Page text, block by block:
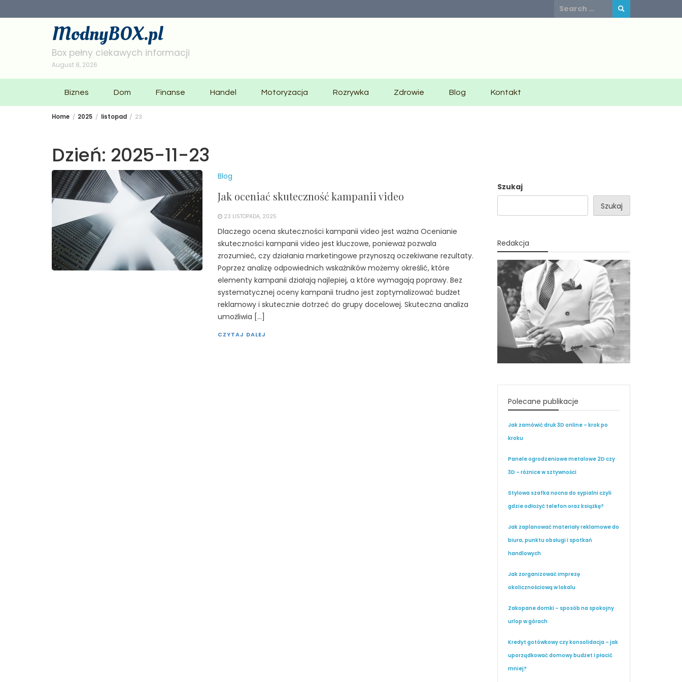
to
Search
for:
ModnyBOX.pl
Box pełny ciekawych informacji
August 8, 2026
Biznes Dom Finanse Handel Motoryzacja Rozrywka Zdrowie Blog Kontakt
Home 2025 listopad 23
Dzień: 2025-11-23
Blog
Jak oceniać skuteczność kampanii video
23 LISTOPADA, 2025
Dlaczego ocena skuteczności kampanii video jest ważna Ocenianie
skuteczności kampanii video jest kluczowe, ponieważ pozwala
zrozumieć, czy działania marketingowe przynoszą oczekiwane rezultaty.
Poprzez analizę odpowiednich wskaźników możemy określić, które
elementy kampanii działają najlepiej, a które wymagają poprawy. Bez
systematycznej oceny kampanii trudno jest zoptymalizować budżet
reklamowy i skutecznie dotrzeć do grupy docelowej. Skuteczna analiza
umożliwia […]
CZYTAJ DALEJ
Szukaj
Szukaj
Redakcja
Polecane publikacje
Jak zamówić druk 3D online – krok po
kroku
Panele ogrodzeniowe metalowe 2D czy
3D – różnice w sztywności
Stylowa szafka nocna do sypialni czyli
gdzie odłożyć telefon oraz książkę?
Jak zaplanować materiały reklamowe do
biura, punktu obsługi i spotkań
handlowych
Jak zorganizować imprezę
okolicznościową w lokalu
Zakopane domki – sposób na spokojny
urlop w górach
Kredyt gotówkowy czy konsolidacja – jak
uporządkować domowy budżet i płacić
mniej?